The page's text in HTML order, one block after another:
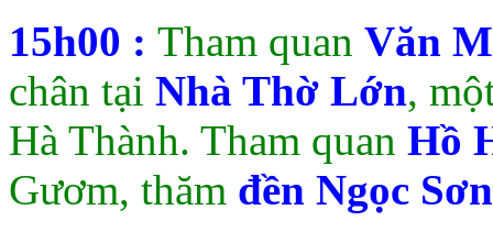
15h00 : Tham quan Văn
chân tại Nhà Thờ Lớn,
Hà Thành. Tham quan Hồ
Gươm, thăm đền Ngọc Sơn